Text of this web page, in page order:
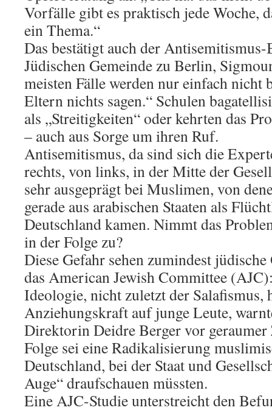
Vorfälle gibt es praktisch jede Woche,
ein Thema.“
Das bestätigt auch der
Jüdischen Gemeinde zu Berlin,
meisten Fälle werden nur einfach nicht
Eltern nichts sagen.“ Schulen
als „Streitigkeiten“ oder kehrten das
– auch aus Sorge um ihren Ruf.
Antisemitismus, da sind sich die
rechts, von links, in der Mitte der
sehr ausgeprägt bei Muslimen, von
gerade aus arabischen Staaten als
Deutschland kamen. Nimmt das
in der Folge zu?
Diese Gefahr sehen zumindest
das American Jewish Committee
Ideologie, nicht zuletzt der Salafismus,
Anziehungskraft auf junge Leute,
Direktorin Deidre Berger vor geraumer
Folge sei eine Radikalisierung
Deutschland, bei der Staat und
Auge“ draufschauen müssten.
Eine AJC-Studie unterstreicht den